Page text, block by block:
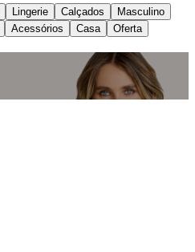
Lingerie Calçados
Masculino
Acessórios Casa Oferta